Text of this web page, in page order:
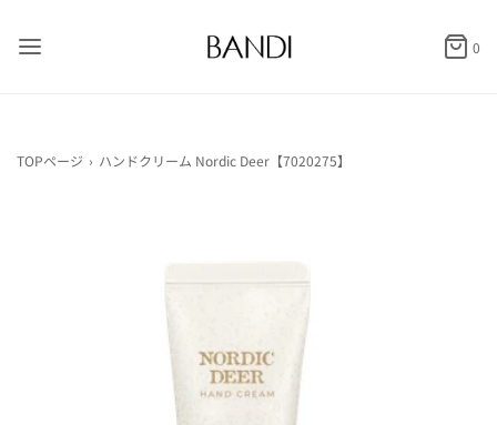
0
TOPページ › ハンドクリーム Nordic Deer【7020275】